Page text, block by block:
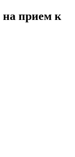
на прием к